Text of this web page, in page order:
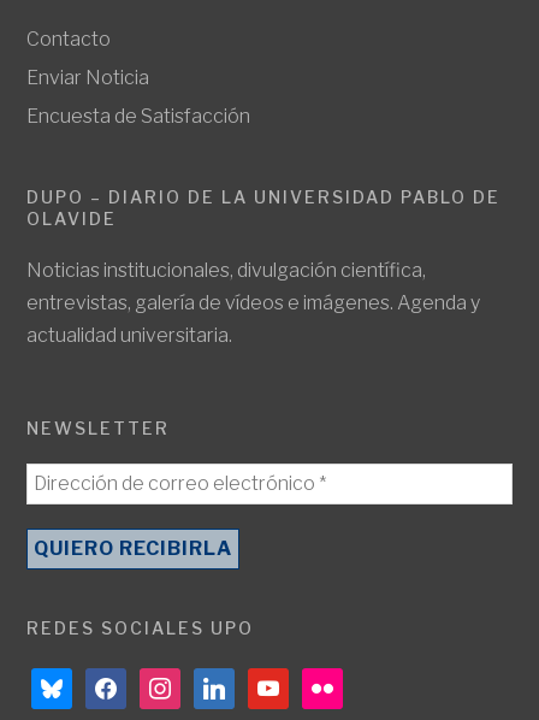
Contacto
Enviar Noticia
Encuesta de Satisfacción
DUPO – DIARIO DE LA UNIVERSIDAD PABLO DE
OLAVIDE
Noticias institucionales, divulgación científica,
entrevistas, galería de vídeos e imágenes. Agenda y
actualidad universitaria.
NEWSLETTER
REDES SOCIALES UPO
blueskyfacebookinstagramlinkedinyoutubeflickr